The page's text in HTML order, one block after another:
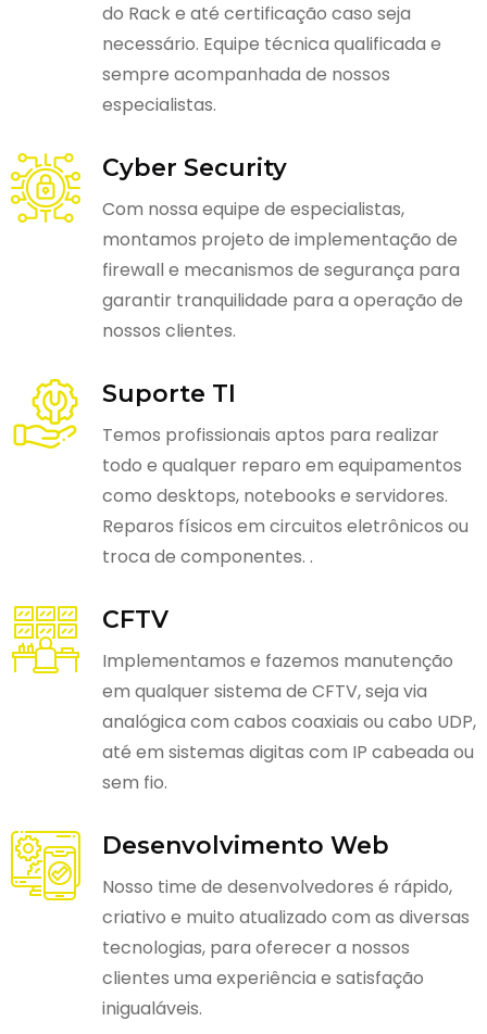
do Rack e até certificação caso seja
necessário. Equipe técnica qualificada e
sempre acompanhada de nossos
especialistas.
Cyber Security
Com nossa equipe de especialistas,
montamos projeto de implementação de
firewall e mecanismos de segurança para
garantir tranquilidade para a operação de
nossos clientes.
Suporte TI
Temos profissionais aptos para realizar
todo e qualquer reparo em equipamentos
como desktops, notebooks e servidores.
Reparos físicos em circuitos eletrônicos ou
troca de componentes. .
CFTV
Implementamos e fazemos manutenção
em qualquer sistema de CFTV, seja via
analógica com cabos coaxiais ou cabo UDP,
até em sistemas digitas com IP cabeada ou
sem fio.
Desenvolvimento Web
Nosso time de desenvolvedores é rápido,
criativo e muito atualizado com as diversas
tecnologias, para oferecer a nossos
clientes uma experiência e satisfação
inigualáveis.